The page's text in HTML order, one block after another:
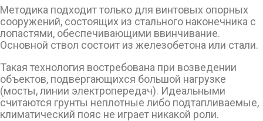
Методика подходит только для винтовых опорных
сооружений, состоящих из стального наконечника с
лопастями, обеспечивающими ввинчивание.
Основной ствол состоит из железобетона или стали.
Такая технология востребована при возведении
объектов, подвергающихся большой нагрузке
(мосты, линии электропередач). Идеальными
считаются грунты неплотные либо подтапливаемые,
климатический пояс не играет никакой роли.